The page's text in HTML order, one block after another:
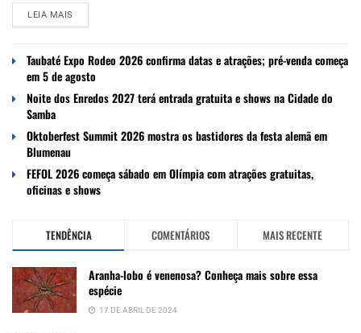
LEIA MAIS
Taubaté Expo Rodeo 2026 confirma datas e atrações; pré-venda começa
em 5 de agosto
Noite dos Enredos 2027 terá entrada gratuita e shows na Cidade do
Samba
Oktoberfest Summit 2026 mostra os bastidores da festa alemã em
Blumenau
FEFOL 2026 começa sábado em Olímpia com atrações gratuitas,
oficinas e shows
TENDÊNCIA COMENTÁRIOS MAIS RECENTE
Aranha-lobo é venenosa? Conheça mais sobre essa
espécie
17 DE ABRIL DE 2024